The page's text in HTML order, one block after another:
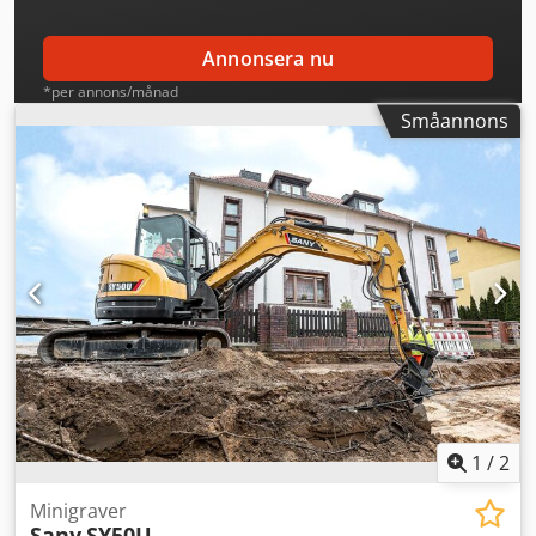
Annonsera nu
*per annons/månad
Småannons
1 /2
Minigraver